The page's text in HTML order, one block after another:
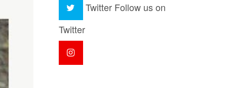
Twitter Follow us on
Twitter